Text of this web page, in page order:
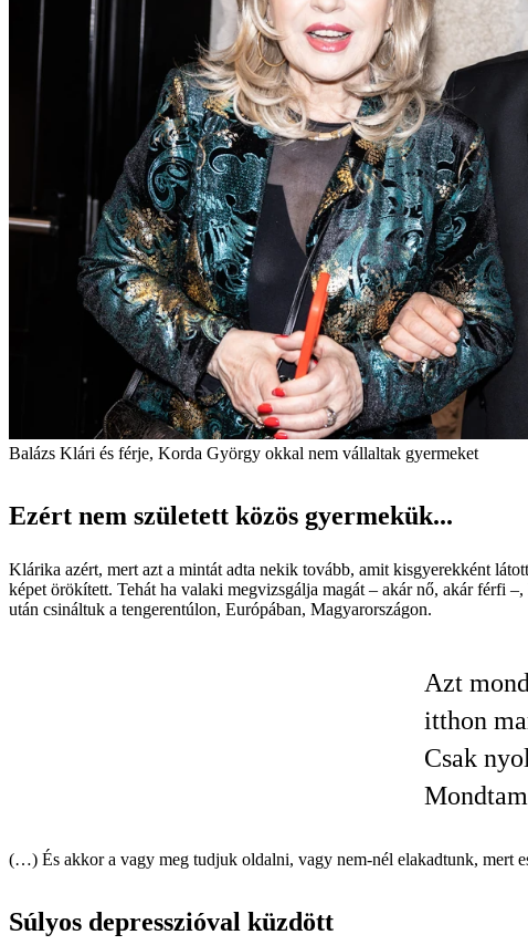
Balázs Klári és férje, Korda György okkal nem vállaltak gyermeket
Ezért nem született közös gyermekük...
Klárika azért, mert azt a mintát adta nekik tovább, amit kisgyerekként
képet örökített. Tehát ha valaki megvizsgálja magát – akár nő, akár férfi
után csináltuk a tengerentúlon, Európában, Magyarországon.
Azt
itthon
Csak
(…) És akkor a vagy meg tudjuk oldalni, vagy nem-nél elakadtunk, mert
Súlyos depresszióval küzdött